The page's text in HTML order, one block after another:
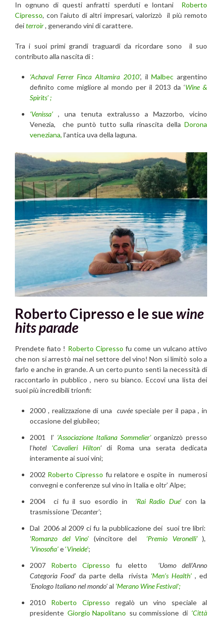
In ognuno di questi anfratti sperduti e lontani Roberto
Cipresso, con l’aiuto di altri impresari, valorizzò il più remoto
deiterroir, generando vini di carattere.
Tra i suoi primi grandi traguardi da ricordare sono il suo
contributo alla nascita di :
‘Achaval Ferrer Finca Altamira 2010‘, ilMalbec argentino
definito come migliore al mondo per il 2013 da‘Wine &
Spirits’ ;
‘Venissa’ , una tenuta extralusso a Mazzorbo, vicino
Venezia, che puntò tutto sulla rinascita della Dorona
veneziana, l’antica uva della laguna.
Roberto Cipresso e le sue wine
hits parade
Prendete fiato ! Roberto Cipresso fu come un vulcano attivo
che non si arrestò mai nel settore del vino! Non si limitò solo a
farlo e anche in grande. A un certo punto sentì la necessità di
raccontarlo in pubblico , nero su bianco. Eccovi una lista dei
suoi più incredibili trionfi:
2000 , realizzazione di una cuvéespeciale per il papa , in
occasione del giubileo;
2001 l’ ‘Associazione Italiana Sommelier’organizzò presso
l’hotel ‘Cavalieri Hilton‘ di Roma una serata dedicata
interamente ai suoi vini;
2002 Roberto Cipresso fu relatore e ospite in numerosi
convegni e conferenze sul vino in Italia e oltr’ Alpe;
2004 ci fu il suo esordio in ‘Rai Radio Due‘con la
trasmissione ‘Decanter’;
Dal 2006 al 2009 ci fu la pubblicazione dei suoi tre libri:
‘Romanzo del Vino’ (vincitore del ‘Premio Veronelli’ ),
‘Vinosofia’e‘Vineide’;
2007 Roberto Cipresso fu eletto ‘Uomo dell’Anno
Categoria Food’da parte della rivista ‘Men’s Health’ ,ed
‘Enologo Italiano nel mondo’al ‘Merano Wine Festival’;
2010 Roberto Cipresso regalò un vino speciale al
presidenteGiorgio Napolitano su commissione di ‘Città